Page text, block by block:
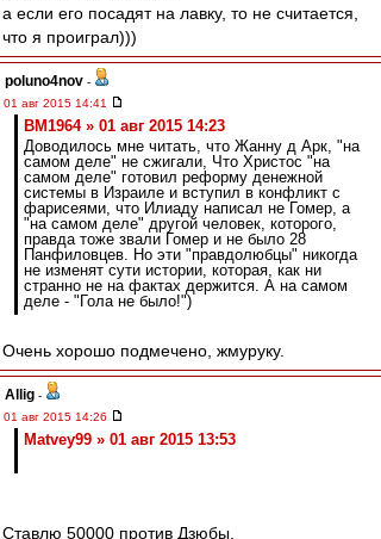
а если его посадят на лавку, то не считается,
что я проиграл)))
poluno4nov -
01 авг 2015 14:41
BM1964 » 01 авг 2015 14:23
Доводилось мне читать, что Жанну д Арк, "на
самом деле" не сжигали, Что Христос "на
самом деле" готовил реформу денежной
системы в Израиле и вступил в конфликт с
фарисеями, что Илиаду написал не Гомер, а
"на самом деле" другой человек, которого,
правда тоже звали Гомер и не было 28
Панфиловцев. Но эти "правдолюбцы" никогда
не изменят сути истории, которая, как ни
странно не на фактах держится. А на самом
деле - "Гола не было!")
Очень хорошо подмечено, жмуруку.
Allig -
01 авг 2015 14:26
Matvey99 » 01 авг 2015 13:53
Ставлю 50000 против Дзюбы.